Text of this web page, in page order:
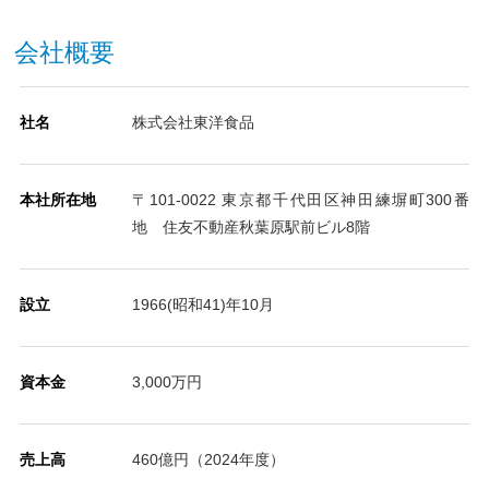
会社概要
社名 株式会社東洋食品
本社所在地
〒101-0022 東京都千代田区神田練塀町300番
地 住友不動産秋葉原駅前ビル8階
設立 1966(昭和41)年10月
資本金 3,000万円
売上高 460億円（2024年度）